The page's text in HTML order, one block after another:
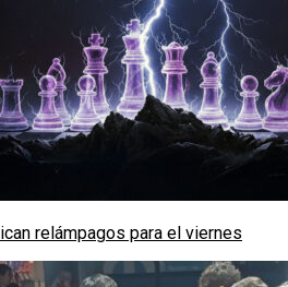
relámpagos para el viernes